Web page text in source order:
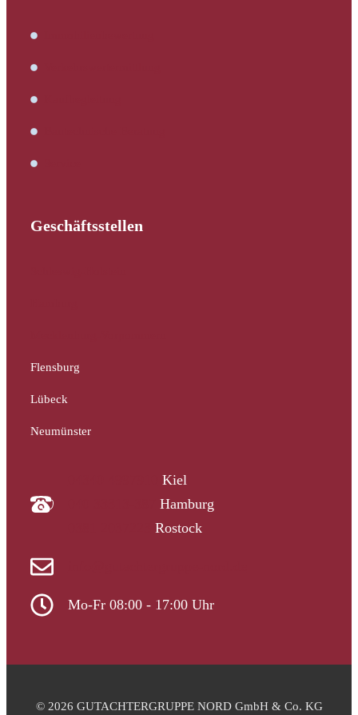
Geschäftsstellen
Flensburg
Lübeck
Neumünster
Kiel
Hamburg
Rostock
Mo-Fr 08:00 - 17:00 Uhr
© 2026 GUTACHTERGRUPPE NORD GmbH & Co. KG